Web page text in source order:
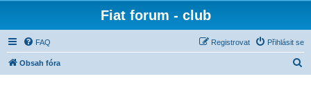
Fiat forum - club
FAQ Přihlásit se
Registrovat
Obsah fóra